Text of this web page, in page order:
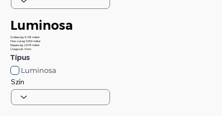
Luminosa
Szélesség: 3,138 méter
Hosszúság: 3,054 méter
Magasság: 2,578 méter
Üvegezés: 3 mm
Típus
Luminosa
Szín